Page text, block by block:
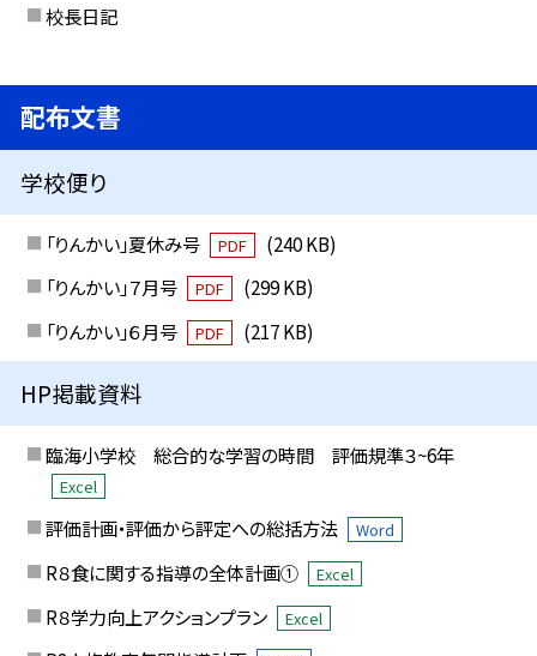
校長日記
配布文書
学校便り
「りんかい」夏休み号 PDF
(240 KB)
「りんかい」７月号
PDF
(299 KB)
「りんかい」６月号
PDF (217 KB)
HP掲載資料
臨海小学校 総合的な学習の時間 評価規準３~6年
Excel
評価計画・評価から評定への総括方法 Word
R８食に関する指導の全体計画① Excel
R８学力向上アクションプラン Excel